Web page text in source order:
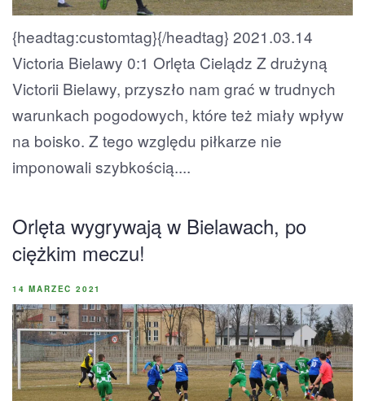
{headtag:customtag}{/headtag} 2021.03.14
Victoria Bielawy 0:1 Orlęta Cielądz Z drużyną
Victorii Bielawy, przyszło nam grać w trudnych
warunkach pogodowych, które też miały wpływ
na boisko. Z tego względu piłkarze nie
imponowali szybkością....
Orlęta wygrywają w Bielawach, po
ciężkim meczu!
14 MARZEC 2021